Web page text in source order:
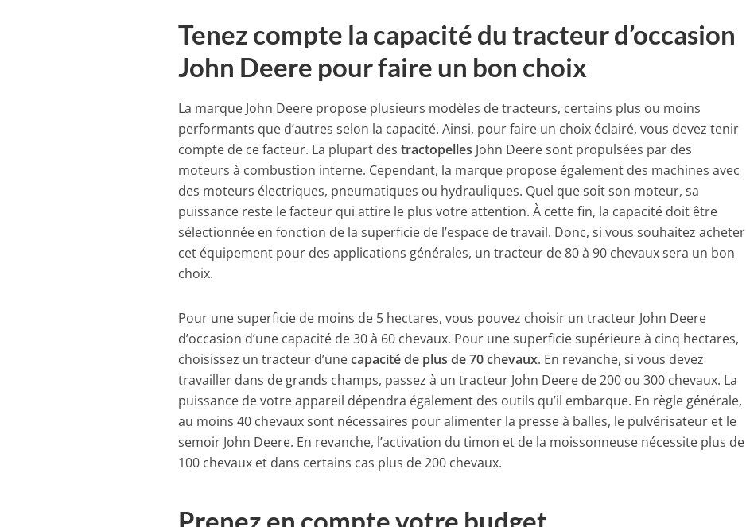
Tenez compte la capacité du tracteur d’occasion
John Deere pour faire un bon choix
La marque John Deere propose plusieurs modèles de tracteurs, certains plus ou moins
performants que d’autres selon la capacité. Ainsi, pour faire un choix éclairé, vous devez tenir
compte de ce facteur. La plupart destractopelles John Deere sont propulsées par des
moteurs à combustion interne. Cependant, la marque propose également des machines avec
des moteurs électriques, pneumatiques ou hydrauliques. Quel que soit son moteur, sa
puissance reste le facteur qui attire le plus votre attention. À cette fin, la capacité doit être
sélectionnée en fonction de la superficie de l’espace de travail. Donc, si vous souhaitez acheter
cet équipement pour des applications générales, un tracteur de 80 à 90 chevaux sera un bon
choix.
Pour une superficie de moins de 5 hectares, vous pouvez choisir un tracteur John Deere
d’occasion d’une capacité de 30 à 60 chevaux. Pour une superficie supérieure à cinq hectares,
choisissez un tracteur d’unecapacité de plus de 70 chevaux. En revanche, si vous devez
travailler dans de grands champs, passez à un tracteur John Deere de 200 ou 300 chevaux. La
puissance de votre appareil dépendra également des outils qu’il embarque. En règle générale,
au moins 40 chevaux sont nécessaires pour alimenter la presse à balles, le pulvérisateur et le
semoir John Deere. En revanche, l’activation du timon et de la moissonneuse nécessite plus de
100 chevaux et dans certains cas plus de 200 chevaux.
Prenez en compte votre budget